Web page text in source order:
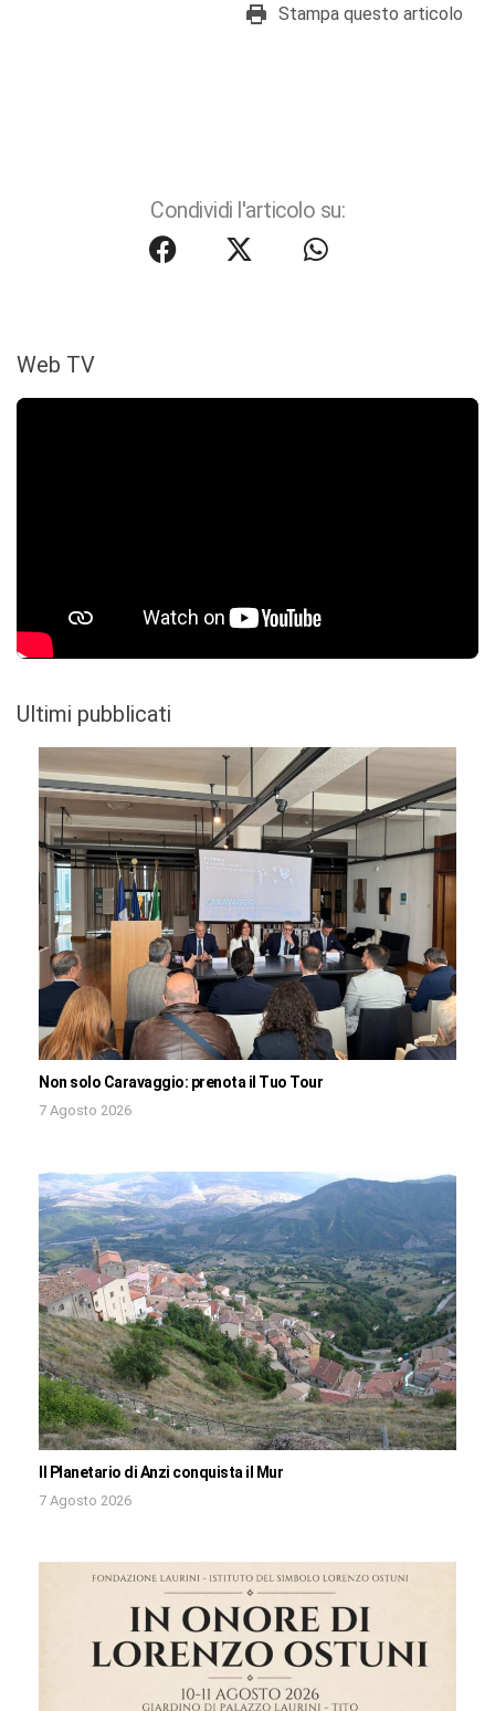
Stampa questo articolo
Condividi l'articolo su:
Web TV
Ultimi pubblicati
Non solo Caravaggio: prenota il Tuo Tour
7 Agosto 2026
Il Planetario di Anzi conquista il Mur
7 Agosto 2026